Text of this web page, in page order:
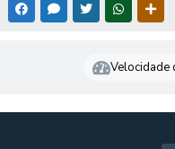
FACEBOOKMESSENGER
TWITTERWHATSAPP
Velocidade